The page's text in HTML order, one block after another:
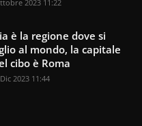
2023 11:22
è la regione dove si
al mondo, la capitale
cibo è Roma
2023 11:44